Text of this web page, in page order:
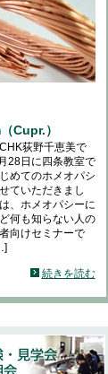
Cupr.）
荻野千恵美で
28日に四条教室で
めてのホメオパシ
ていただきまし
、ホメオパシーに
何も知らない人の
向けセミナーで
続きを読む